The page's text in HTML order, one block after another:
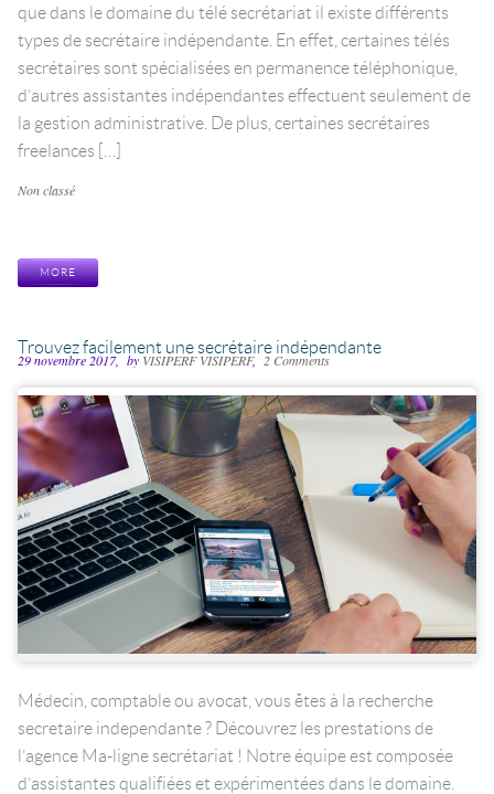
que dans le domaine du télé secrétariat il existe différents
types de secrétaire indépendante. En effet, certaines télés
secrétaires sont spécialisées en permanence téléphonique,
d’autres assistantes indépendantes effectuent seulement de
la gestion administrative. De plus, certaines secrétaires
freelances […]
Catégories
Non classé
MORE
Trouvez facilement une secrétaire indépendante
29 novembre 2017 byVISIPERF VISIPERF 2 Comments
Médecin, comptable ou avocat, vous êtes à la recherche
secretaire independante ? Découvrez les prestations de
l’agence Ma-ligne secrétariat ! Notre équipe est composée
d’assistantes qualifiées et expérimentées dans le domaine.